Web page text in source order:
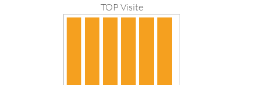
TOP Visite